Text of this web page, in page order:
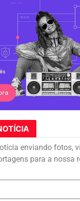
enviando fotos,
para a nossa